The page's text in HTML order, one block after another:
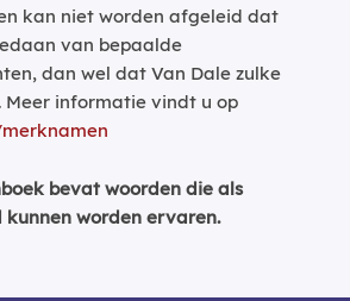
kan niet worden afgeleid dat
van bepaalde
dan wel dat Van Dale zulke
Meer informatie vindt u op
bevat woorden die als
worden ervaren.